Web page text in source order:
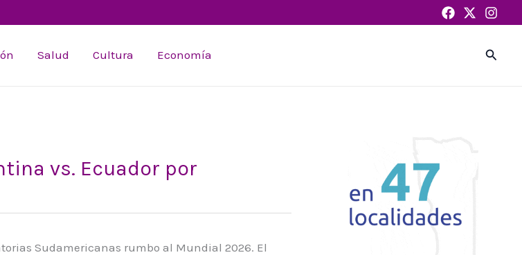
Salud Cultura Economía
vs. Ecuador por
Sudamericanas rumbo al Mundial 2026. El